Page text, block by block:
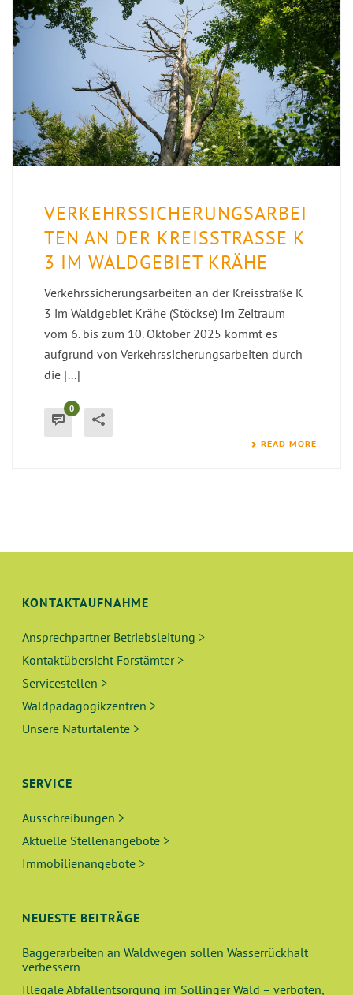
VERKEHRSSICHERUNGSARBEI
TEN AN DER KREISSTRASSE K 3
IM WALDGEBIET KRÄHE
Verkehrssicherungsarbeiten an der Kreisstraße K
3 im Waldgebiet Krähe (Stöckse) Im Zeitraum
vom 6. bis zum 10. Oktober 2025 kommt es
aufgrund von Verkehrssicherungsarbeiten durch
die [...]
0
READ MORE
KONTAKTAUFNAHME
Ansprechpartner Betriebsleitung >
Kontaktübersicht Forstämter >
Servicestellen >
Waldpädagogikzentren >
Unsere Naturtalente >
SERVICE
Ausschreibungen >
Aktuelle Stellenangebote >
Immobilienangebote >
NEUESTE BEITRÄGE
Baggerarbeiten an Waldwegen sollen Wasserrückhalt
verbessern
Illegale Abfallentsorgung im Sollinger Wald – verboten,